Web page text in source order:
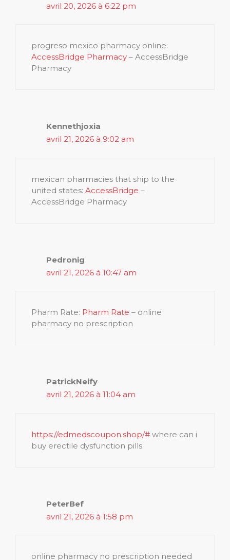
avril 20, 2026 à 6:22 pm
progreso mexico pharmacy online:
AccessBridge Pharmacy – AccessBridge
Pharmacy
Kennethjoxia
avril 21, 2026 à 9:02 am
mexican pharmacies that ship to the
united states: AccessBridge –
AccessBridge Pharmacy
Pedronig
avril 21, 2026 à 10:47 am
Pharm Rate: Pharm Rate – online
pharmacy no prescription
PatrickNeify
avril 21, 2026 à 11:04 am
https://edmedscoupon.shop/# where can i
buy erectile dysfunction pills
PeterBef
avril 21, 2026 à 1:58 pm
online pharmacy no prescription needed